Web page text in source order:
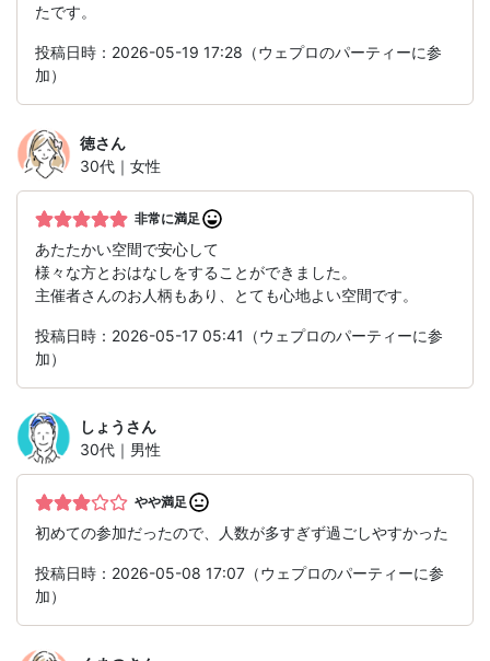
たです。
投稿日時：2026-05-19 17:28（ウェプロのパーティーに参
加）
徳さん
30代｜女性
非常に満足
あたたかい空間で安心して
様々な方とおはなしをすることができました。
主催者さんのお人柄もあり、とても心地よい空間です。
投稿日時：2026-05-17 05:41（ウェプロのパーティーに参
加）
しょう さん
30代｜男性
やや満足
初めての参加だったので、人数が多すぎず過ごしやすかった
投稿日時：2026-05-08 17:07（ウェプロのパーティーに参
加）